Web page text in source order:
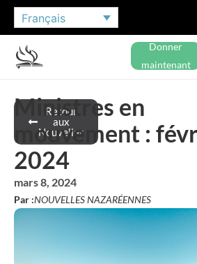
Français
Donner
maintenant
Retour
aux
Nouvelles
Ministres en
mouvement :
2024
mars 8, 2024
Par :NOUVELLES NAZARÉENNES